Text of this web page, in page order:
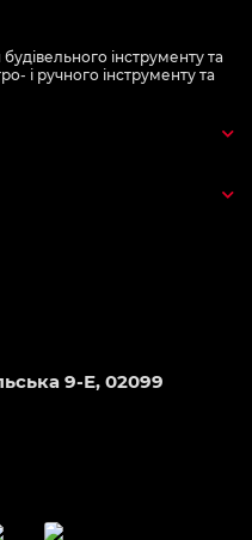
інструменту та
і ручного інструменту та
9-Е, 02099